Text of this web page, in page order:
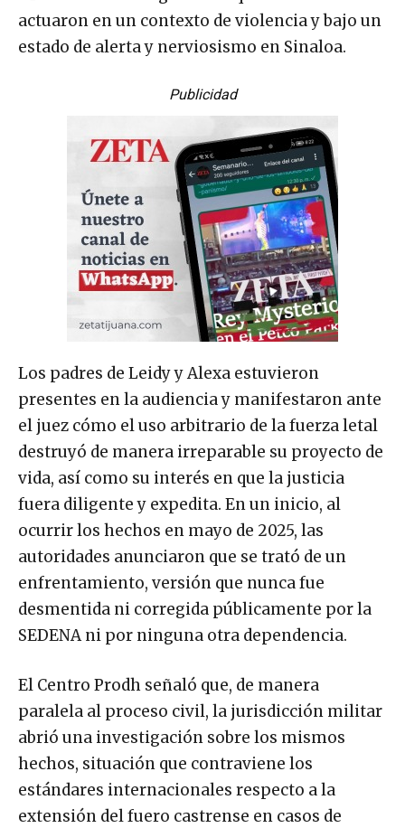
actuaron en un contexto de violencia y bajo un
estado de alerta y nerviosismo en Sinaloa.
Publicidad
Los padres de Leidy y Alexa estuvieron
presentes en la audiencia y manifestaron ante
el juez cómo el uso arbitrario de la fuerza letal
destruyó de manera irreparable su proyecto de
vida, así como su interés en que la justicia
fuera diligente y expedita. En un inicio, al
ocurrir los hechos en mayo de 2025, las
autoridades anunciaron que se trató de un
enfrentamiento, versión que nunca fue
desmentida ni corregida públicamente por la
SEDENA ni por ninguna otra dependencia.
El Centro Prodh señaló que, de manera
paralela al proceso civil, la jurisdicción militar
abrió una investigación sobre los mismos
hechos, situación que contraviene los
estándares internacionales respecto a la
extensión del fuero castrense en casos de